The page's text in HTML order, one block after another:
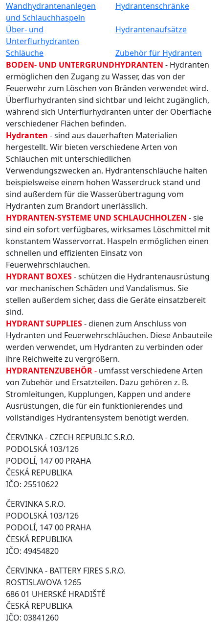
Wandhydrantenanlegen
und Schlauchhaspeln
Hydrantenschränke
Über- und
Unterflurhydranten
Hydrantenaufsätze
Schläuche
Zubehör für Hydranten
BODEN- UND UNTERGRUNDHYDRANTEN - Hydranten
ermöglichen den Zugang zu Wasser, das von der
Feuerwehr zum Löschen von Bränden verwendet wird.
Überflurhydranten sind sichtbar und leicht zugänglich,
während sich Unterflurhydranten unter der Oberfläche
verschiedener Flächen befinden.
Hydranten - sind aus dauerhaften Materialien
hergestellt. Wir bieten verschiedene Arten von
Schläuchen mit unterschiedlichen
Verwendungszwecken an. Hydrantenschläuche halten
beispielsweise einem hohen Wasserdruck stand und
sind außerdem für die Wasserübertragung vom
Hydranten zum Brandort unerlässlich.
HYDRANTEN-SYSTEME UND SCHLAUCHHOLZEN - sie
sind ein sofort verfügbares, wirksames Löschmittel mit
konstantem Wasservorrat. Haspeln ermöglichen einen
schnellen und effizienten Einsatz von
Feuerwehrschläuchen.
HYDRANT BOXES- schützen die Hydrantenausrüstung
vor mechanischen Schäden und Vandalismus. Sie
stellen außerdem sicher, dass die Geräte einsatzbereit
sind.
HYDRANT SUPPLIES- dienen zum Anschluss von
Hydranten und Feuerwehrschläuchen. Diese Anbauteile
werden verwendet, um Hydranten zu verbinden oder
ihre Reichweite zu vergrößern.
HYDRANTENZUBEHÖR- umfasst verschiedene Arten
von Zubehör und Ersatzteilen. Dazu gehören z. B.
Stromleitungen, Kupplungen, Kappen und andere
Ausrüstungen, die für ein funktionierendes und
vollständiges Hydrantensystem benötigt werden.
ČERVINKA - CZECH REPUBLIC S.R.O.
PODOLSKÁ 103/126
PODOLÍ, 147 00 PRAHA
ČESKÁ REPUBLIKA
IČO: 25510622
ČERVINKA S.R.O.
PODOLSKÁ 103/126
PODOLÍ, 147 00 PRAHA
ČESKÁ REPUBLIKA
IČO: 49454820
ČERVINKA - BATTERY FIRES S.R.O.
ROSTISLAVOVA 1265
686 01 UHERSKÉ HRADIŠTĚ
ČESKÁ REPUBLIKA
IČO: 03841260